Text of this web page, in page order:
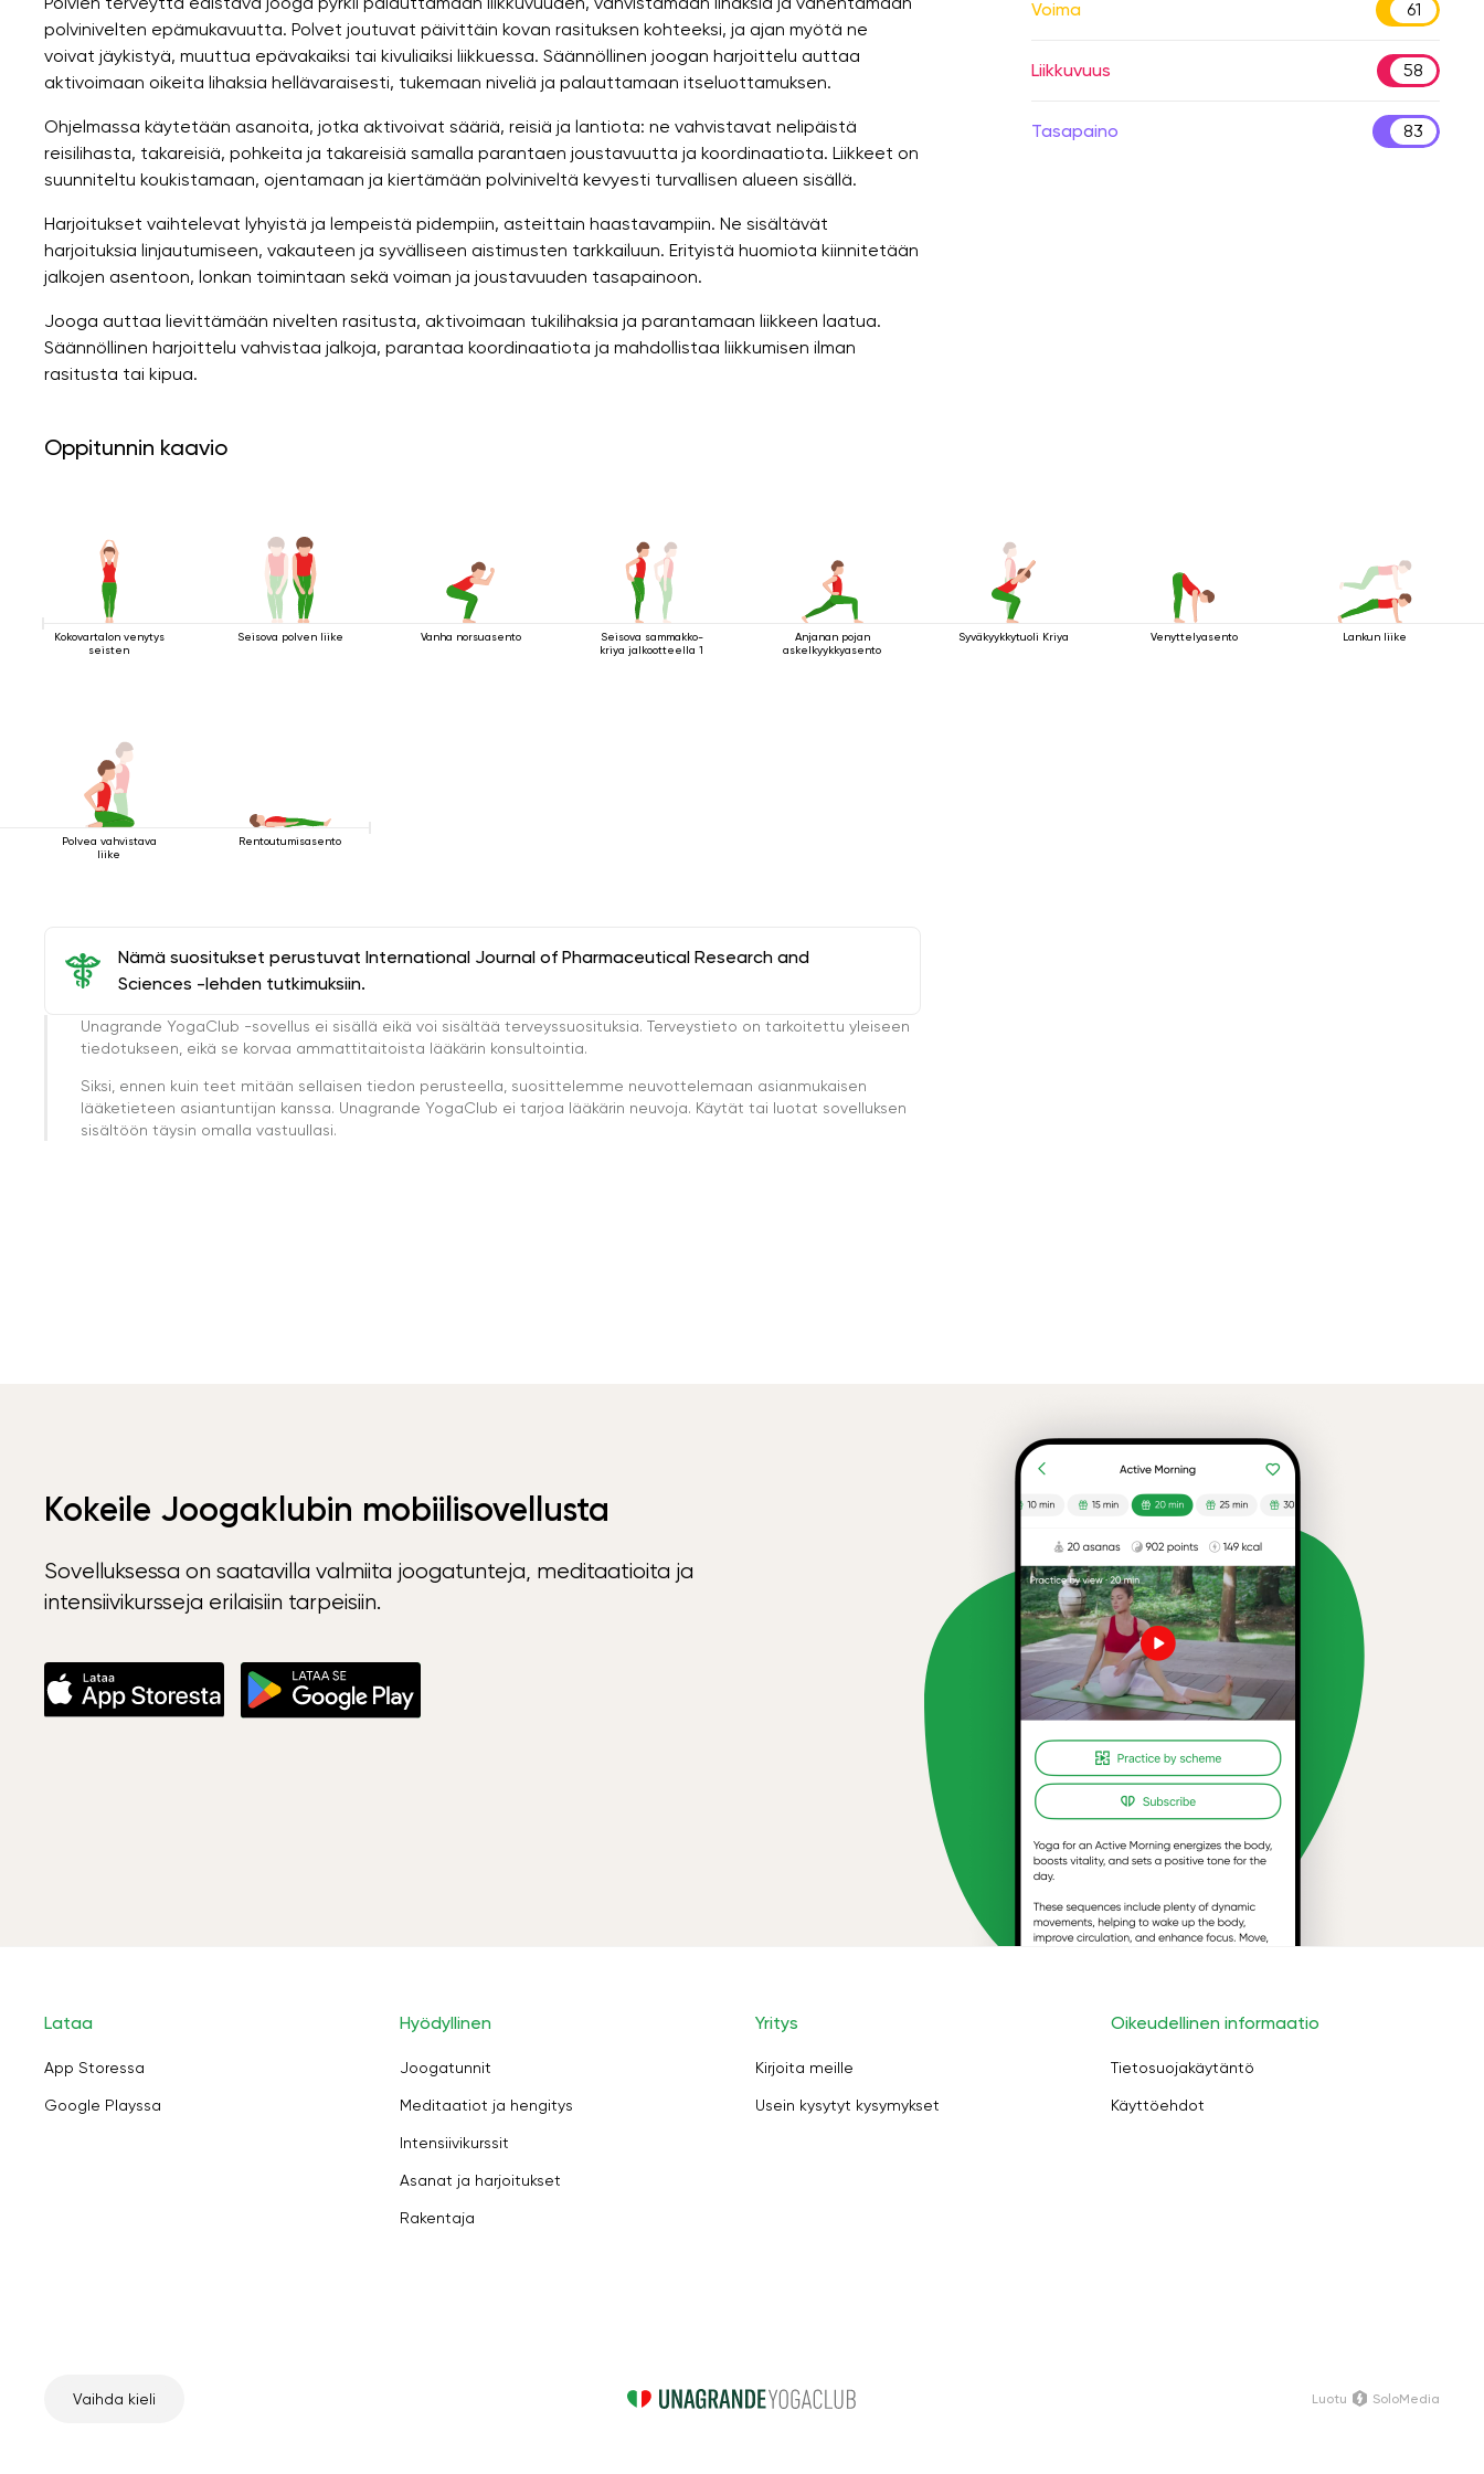
polvinivelten epämukavuutta. Polvet joutuvat päivittäin kovan rasituksen kohteeksi, ja ajan myötä ne
voivat jäykistyä, muuttua epävakaiksi tai kivuliaiksi liikkuessa. Säännöllinen joogan harjoittelu auttaa
aktivoimaan oikeita lihaksia hellävaraisesti, tukemaan niveliä ja palauttamaan itseluottamuksen.
Ohjelmassa käytetään asanoita, jotka aktivoivat sääriä, reisiä ja lantiota: ne vahvistavat nelipäistä
reisilihasta, takareisiä, pohkeita ja takareisiä samalla parantaen joustavuutta ja koordinaatiota. Liikkeet on
suunniteltu koukistamaan, ojentamaan ja kiertämään polviniveltä kevyesti turvallisen alueen sisällä.
Harjoitukset vaihtelevat lyhyistä ja lempeistä pidempiin, asteittain haastavampiin. Ne sisältävät
harjoituksia linjautumiseen, vakauteen ja syvälliseen aistimusten tarkkailuun. Erityistä huomiota kiinnitetään
jalkojen asentoon, lonkan toimintaan sekä voiman ja joustavuuden tasapainoon.
Jooga auttaa lievittämään nivelten rasitusta, aktivoimaan tukilihaksia ja parantamaan liikkeen laatua.
Säännöllinen harjoittelu vahvistaa jalkoja, parantaa koordinaatiota ja mahdollistaa liikkumisen ilman
rasitusta tai kipua.
Voima 61
Liikkuvuus 58
Tasapaino 83
Oppitunnin kaavio
Kokovartalon venytys
seisten
Seisova polven liike Vanha norsuasento
Seisova sammakko-
kriya jalkootteella 1
Anjanan pojan
askelkyykkyasento
Syväkyykkytuoli Kriya Venyttelyasento Lankun liike
Polvea vahvistava
liike
Rentoutumisasento
Nämä suositukset perustuvat International Journal of Pharmaceutical Research and
Sciences -lehden tutkimuksiin.
Unagrande YogaClub -sovellus ei sisällä eikä voi sisältää terveyssuosituksia. Terveystieto on tarkoitettu yleiseen
tiedotukseen, eikä se korvaa ammattitaitoista lääkärin konsultointia.
Siksi, ennen kuin teet mitään sellaisen tiedon perusteella, suosittelemme neuvottelemaan asianmukaisen
lääketieteen asiantuntijan kanssa. Unagrande YogaClub ei tarjoa lääkärin neuvoja. Käytät tai luotat sovelluksen
sisältöön täysin omalla vastuullasi.
Kokeile Joogaklubin mobiilisovellusta
Sovelluksessa on saatavilla valmiita joogatunteja, meditaatioita ja
intensiivikursseja erilaisiin tarpeisiin.
Lataa
App Storessa
Google Playssa
Hyödyllinen
Joogatunnit
Meditaatiot ja hengitys
Intensiivikurssit
Asanat ja harjoitukset
Rakentaja
Yritys
Kirjoita meille
Usein kysytyt kysymykset
Oikeudellinen informaatio
Tietosuojakäytäntö
Käyttöehdot
Vaihda kieli Luotu SoloMedia